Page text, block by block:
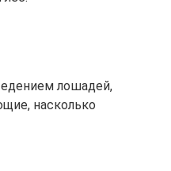
лошадей,
насколько